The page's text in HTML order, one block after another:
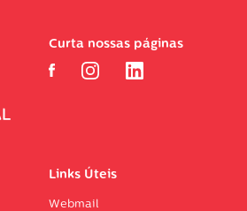
Links Úteis
Webmail
Curta nossas páginas